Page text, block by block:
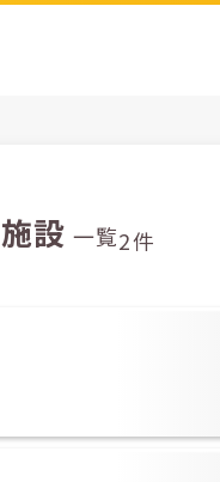
設 一覧2件